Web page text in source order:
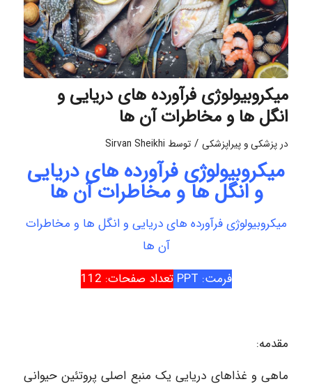
میکروبیولوژی فرآورده های دریایی و
انگل ها و مخاطرات آن ها
در پزشکی و پیراپزشکی / توسط Sirvan Sheikhi
میکروبیولوژی فرآورده های دریایی
و انگل ها و مخاطرات آن ها
میکروبیولوژی فرآورده های دریایی و انگل ها و مخاطرات
آن ها
فرمت: PPT
تعداد صفحات: 112
مقدمه:
ماهی و غذاهای دریایی یک منبع اصلی پروتئین حیوانی